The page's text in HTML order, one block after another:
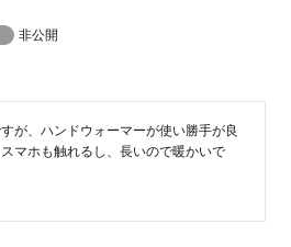
非公開
が、ハンドウォーマーが使い勝手が良
マホも触れるし、長いので暖かいで